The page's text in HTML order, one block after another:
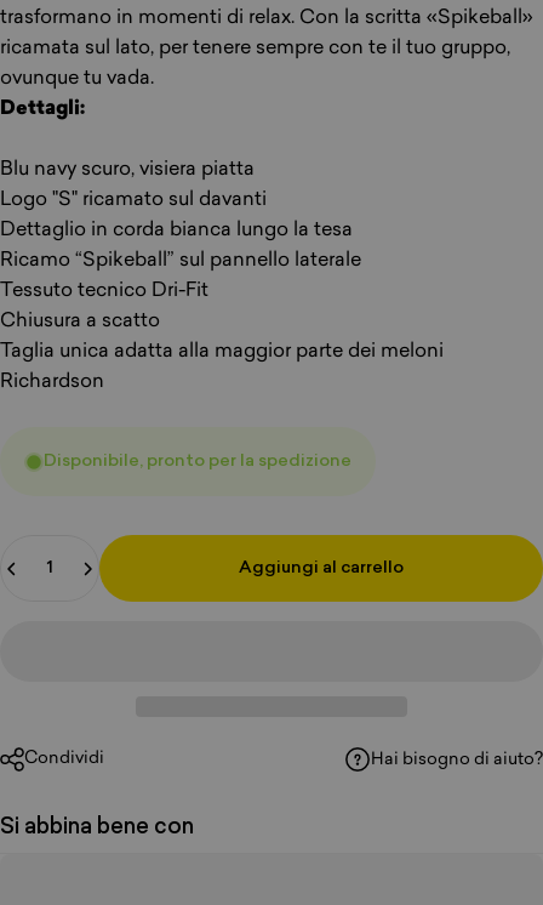
trasformano in momenti di relax. Con la scritta «Spikeball»
ricamata sul lato, per tenere sempre con te il tuo gruppo,
ovunque tu vada.
Dettagli:
Blu navy scuro, visiera piatta
Logo "S" ricamato sul davanti
Dettaglio in corda bianca lungo la tesa
Ricamo “Spikeball” sul pannello laterale
Tessuto tecnico Dri-Fit
Chiusura a scatto
Taglia unica adatta alla maggior parte dei meloni
Richardson
Disponibile, pronto per la spedizione
Aggiungi al carrello
Condividi Hai bisogno di aiuto?
Si abbina bene con